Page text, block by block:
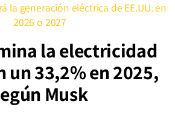
la generación eléctrica de EE.UU. en
2026 o 2027
la electricidad
un 33,2% en 2025,
Musk